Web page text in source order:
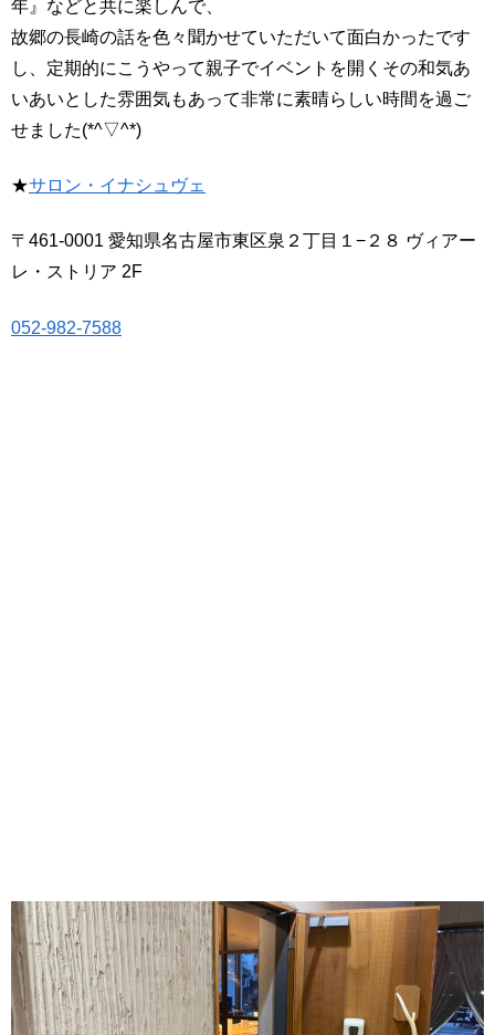
年』などと共に楽しんで、
故郷の長崎の話を色々聞かせていただいて面白かったです
し、定期的にこうやって親子でイベントを開くその和気あ
いあいとした雰囲気もあって非常に素晴らしい時間を過ご
せました(*^▽^*)
★サロン・イナシュヴェ
〒461-0001 愛知県名古屋市東区泉２丁目１−２８ ヴィアー
レ・ストリア 2F
052-982-7588